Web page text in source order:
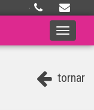
·
Toggle
tornar